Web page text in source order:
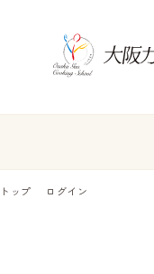
トップ ログイン